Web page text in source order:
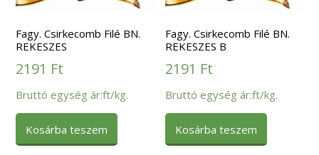
Fagy. Csirkecomb Filé BN.
REKESZES
2191 Ft
Bruttó egység ár:ft/kg.
Kosárba teszem
Fagy. Csirkecomb Filé BN.
REKESZES B
2191 Ft
Bruttó egység ár:ft/kg.
Kosárba teszem